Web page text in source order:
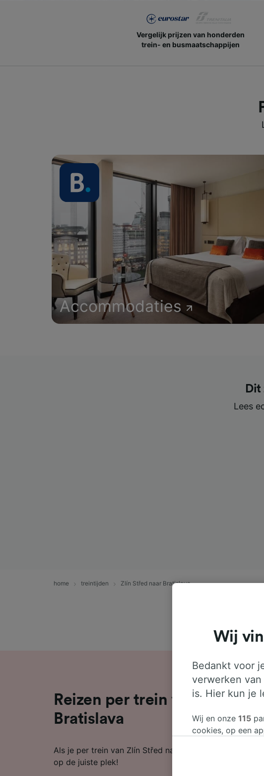
Vergelijk prijzen van honderden
trein- en busmaatschappijen
Accommodaties
Lees
home treintijden Zlín Střed naar Bratislava
Reizen per trein van Zlín
Bratislava
Als je per trein van Zlín Střed naar Bratislava wilt reizen,
op de juiste plek!
Wij
Bedankt voor
verwerken
is. Hier kun je
Wij en onze 115
cookies, op een
wijzigen door
bezwaar te